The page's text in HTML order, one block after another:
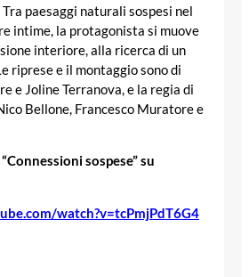
Tra paesaggi naturali sospesi nel
intime, la protagonista si muove
interiore, alla ricerca di un
riprese e il montaggio sono di
e Joline Terranova, e la regia di
Bellone, Francesco Muratore e
sospese” su
watch?v=tcPmjPdT6G4